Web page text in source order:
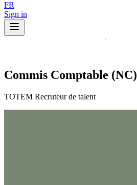
FR
Sign in
Commis Comptable (NC)
TOTEM Recruteur de talent